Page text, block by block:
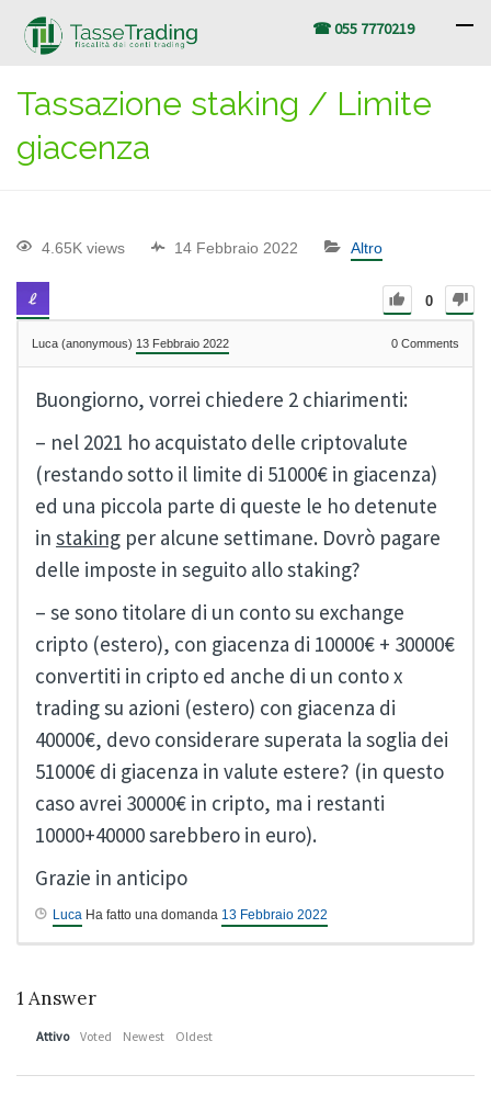
☎ 055 7770219
Tassazione staking / Limite
giacenza
4.65K views 14 Febbraio 2022 Altro
0
Luca (anonymous) 13 Febbraio 2022 0 Comments
Buongiorno, vorrei chiedere 2 chiarimenti:
– nel 2021 ho acquistato delle criptovalute
(restando sotto il limite di 51000€ in giacenza)
ed una piccola parte di queste le ho detenute
in staking per alcune settimane. Dovrò pagare
delle imposte in seguito allo staking?
– se sono titolare di un conto su exchange
cripto (estero), con giacenza di 10000€ + 30000€
convertiti in cripto ed anche di un conto x
trading su azioni (estero) con giacenza di
40000€, devo considerare superata la soglia dei
51000€ di giacenza in valute estere? (in questo
caso avrei 30000€ in cripto, ma i restanti
10000+40000 sarebbero in euro).
Grazie in anticipo
Luca Ha fatto una domanda 13 Febbraio 2022
1 Answer
Attivo Voted Newest Oldest